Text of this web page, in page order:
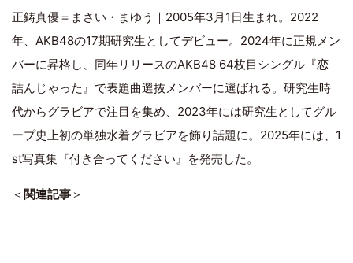
正鋳真優＝まさい・まゆう｜2005年3月1日生まれ。2022
年、AKB48の17期研究生としてデビュー。2024年に正規メン
バーに昇格し、同年リリースのAKB48 64枚目シングル『恋
詰んじゃった』で表題曲選抜メンバーに選ばれる。研究生時
代からグラビアで注目を集め、2023年には研究生としてグル
ープ史上初の単独水着グラビアを飾り話題に。2025年には、1
st写真集『付き合ってください』を発売した。
＜関連記事＞